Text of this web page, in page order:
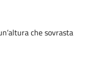
che sovrasta